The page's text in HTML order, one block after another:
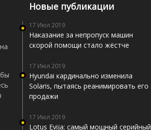
Новые публикации
17 Июл 2019
Наказание за непропуск машин
скорой помощи стало жёстче
17 Июл 2019
Hyundai кардинально изменила
Solaris, пытаясь реанимировать его
продажи
17 Июл 2019
Lotus Evija: самый мощный серийный